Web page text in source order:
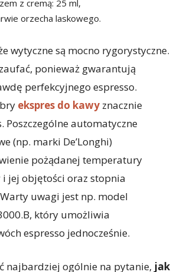
z cremą: 25 ml,
orzecha laskowego.
wytyczne są mocno rygorystyczne.
ponieważ gwarantują
perfekcyjnego espresso.
ekspres do kawy znacznie
Poszczególne automatyczne
(np. marki De’Longhi)
pożądanej temperatury
jej objętości oraz stopnia
uwagi jest np. model
który umożliwia
espresso jednocześnie.
najbardziej ogólnie na pytanie, jak